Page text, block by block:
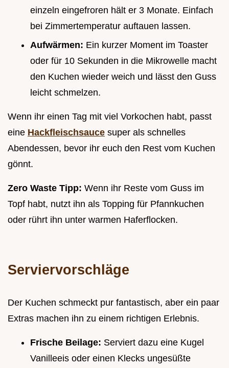
einzeln eingefroren hält er 3 Monate. Einfach
bei Zimmertemperatur auftauen lassen.
Aufwärmen: Ein kurzer Moment im Toaster
oder für 10 Sekunden in die Mikrowelle macht
den Kuchen wieder weich und lässt den Guss
leicht schmelzen.
Wenn ihr einen Tag mit viel Vorkochen habt, passt
eine Hackfleischsauce super als schnelles
Abendessen, bevor ihr euch den Rest vom Kuchen
gönnt.
Zero Waste Tipp: Wenn ihr Reste vom Guss im
Topf habt, nutzt ihn als Topping für Pfannkuchen
oder rührt ihn unter warmen Haferflocken.
Serviervorschläge
Der Kuchen schmeckt pur fantastisch, aber ein paar
Extras machen ihn zu einem richtigen Erlebnis.
Frische Beilage: Serviert dazu eine Kugel
Vanilleeis oder einen Klecks ungesüßte